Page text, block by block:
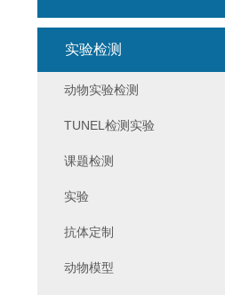
实验检测
动物实验检测
TUNEL检测实验
课题检测
实验
抗体定制
动物模型